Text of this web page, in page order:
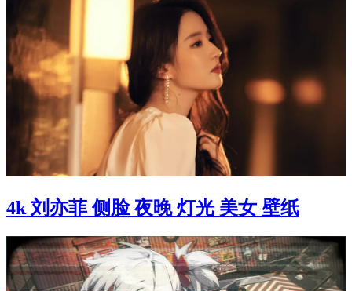
4k 刘亦菲 侧脸 夜晚 灯光 美女 壁纸